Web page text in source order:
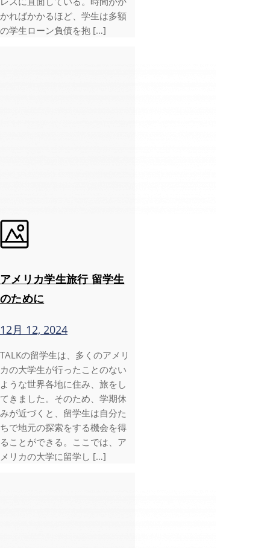
かればかかるほど、学生は多額
の学生ローン負債を抱 […]
アメリカ学生旅行 留学生
のために
12月 12, 2024
TALKの留学生は、多くのアメリ
カの大学生が行ったことのない
ような世界各地に住み、旅をし
てきました。そのため、学期休
みが近づくと、留学生は自分た
ちで地元の探索をする機会を得
ることができる。ここでは、ア
メリカの大学に留学し […]